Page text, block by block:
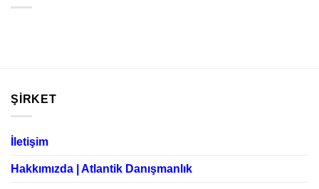
ŞIRKET
İletişim
Hakkımızda | Atlantik Danışmanlık